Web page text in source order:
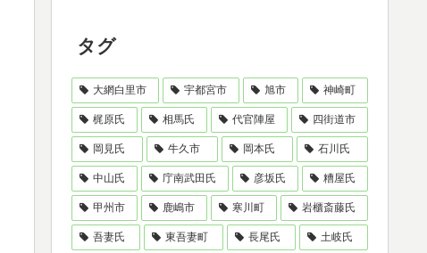
タグ
大網白里市 宇都宮市 旭市 神崎町
梶原氏 相馬氏 代官陣屋 四街道市
岡見氏 牛久市 岡本氏 石川氏
中山氏 庁南武田氏 彦坂氏 糟屋氏
甲州市 鹿嶋市 寒川町 岩櫃斎藤氏
吾妻氏 東吾妻町 長尾氏 土岐氏